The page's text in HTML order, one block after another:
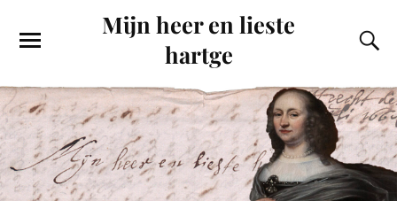
Mijn heer en lieste
hartge